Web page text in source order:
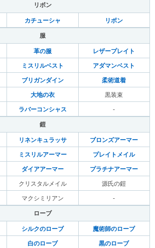
リボン
カチューシャ リボン
服
革の服 レザープレイト
ミスリルベスト アダマンベスト
ブリガンダイン 柔術道着
大地の衣 黒装束
ラバーコンシャス -
鎧
リネンキュラッサ ブロンズアーマー
ミスリルアーマー プレイトメイル
ダイアアーマー プラチナアーマー
クリスタルメイル 源氏の鎧
マクシミリアン -
ローブ
シルクのローブ 魔術師のローブ
白のローブ 黒のローブ